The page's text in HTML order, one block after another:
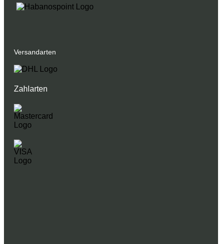
Versandarten
Zahlarten